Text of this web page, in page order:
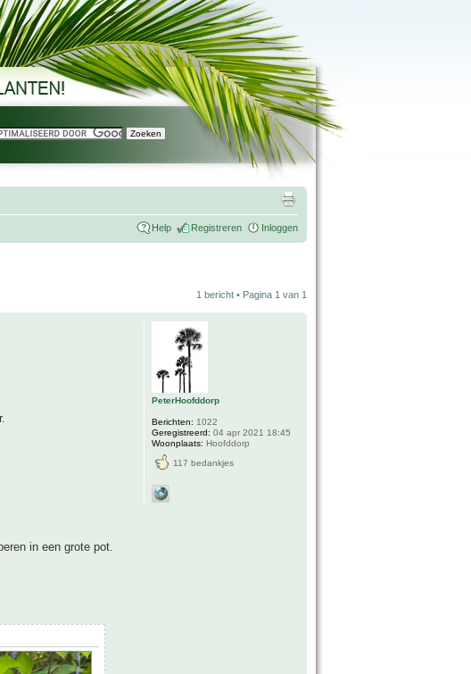
Help Registreren Inloggen
1 bericht • Pagina 1 van 1
in een grote pot.
PeterHoofddorp
Berichten: 1022
Geregistreerd: 04 apr 2021 18:45
Woonplaats: Hoofddorp
117 bedankjes